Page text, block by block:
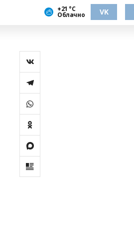
+21 °С
Облачно VK